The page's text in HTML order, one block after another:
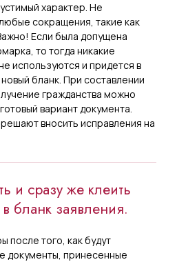
характер. Не
сокращения, такие как
Если была допущена
то тогда никакие
используются и придется в
бланк. При составлении
гражданства можно
вариант документа.
вносить исправления на
и сразу же клеить
бланк заявления.
после того, как будут
документы, принесенные